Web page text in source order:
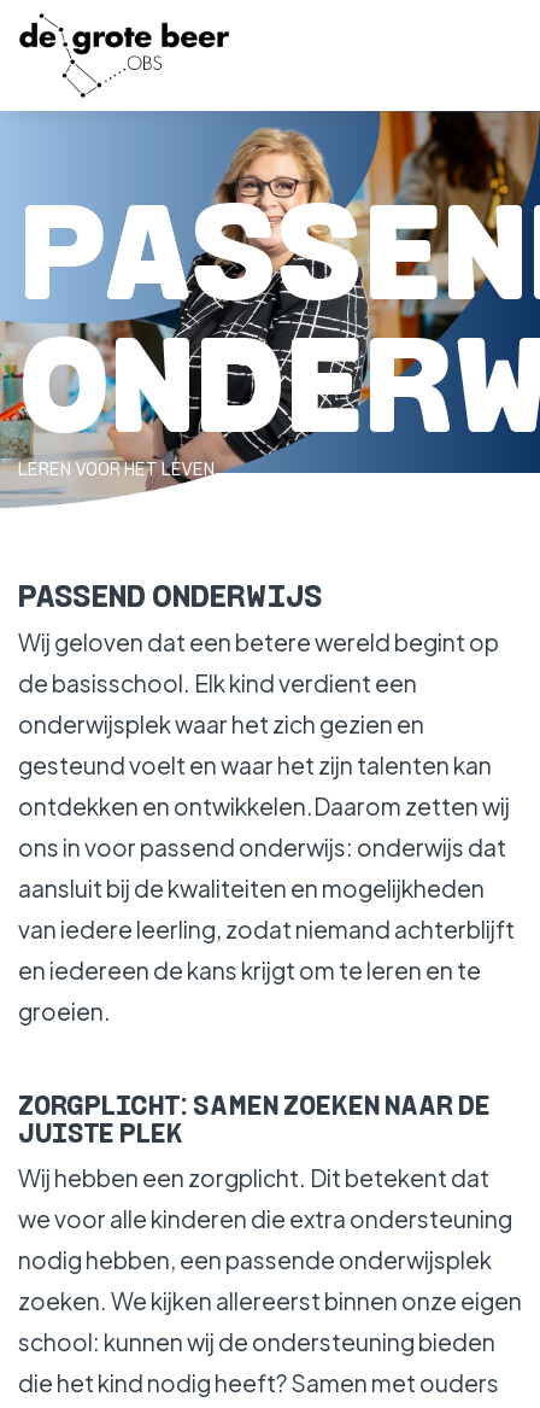
ONZE SCHOOL
AANMELDEN
PRAKTISCH
OUDERS
CONTACT
LEREN VOOR HET LEVEN
PASSEND ONDERWIJS
Wij geloven dat een betere wereld begint op
de basisschool. Elk kind verdient een
onderwijsplek waar het zich gezien en
gesteund voelt en waar het zijn talenten kan
ontdekken en ontwikkelen.Daarom zetten wij
ons in voor passend onderwijs: onderwijs dat
aansluit bij de kwaliteiten en mogelijkheden
van iedere leerling, zodat niemand achterblijft
en iedereen de kans krijgt om te leren en te
groeien.
ZORGPLICHT: SAMEN ZOEKEN NAAR DE
JUISTE PLEK
Wij hebben een zorgplicht. Dit betekent dat
we voor alle kinderen die extra ondersteuning
nodig hebben, een passende onderwijsplek
zoeken. We kijken allereerst binnen onze eigen
school: kunnen wij de ondersteuning bieden
die het kind nodig heeft? Samen met ouders